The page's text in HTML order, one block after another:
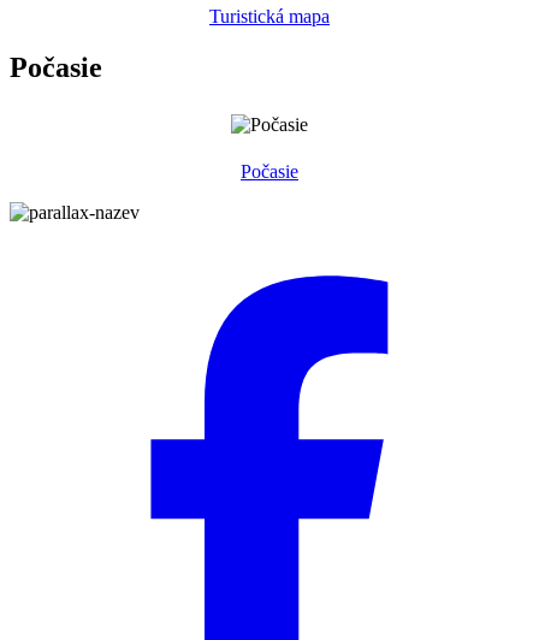
Turistická mapa
Počasie
Počasie